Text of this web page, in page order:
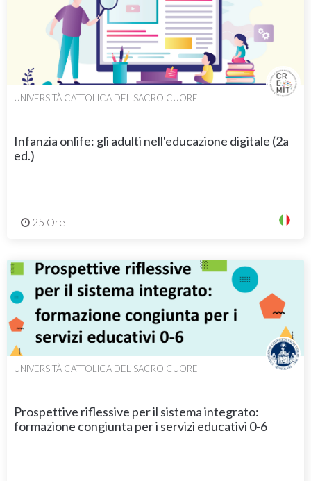
UNIVERSITÀ CATTOLICA DEL SACRO CUORE
Infanzia onlife: gli adulti nell'educazione digitale (2a
ed.)
25 Ore
UNIVERSITÀ CATTOLICA DEL SACRO CUORE
Prospettive riflessive per il sistema integrato:
formazione congiunta per i servizi educativi 0-6